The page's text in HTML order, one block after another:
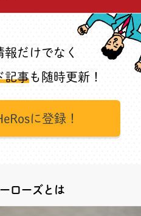
だけでなく
記事も随時更新！
に登録！
ローズとは